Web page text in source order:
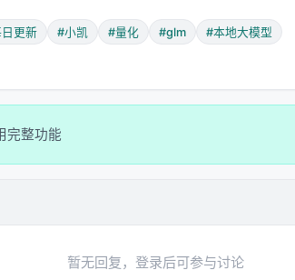
各自有自己的内存池。数据要在它们之间搬
浪费时间。而 M 系列芯片把 CPU、GPU 和
一个餐桌上吃饭。
后，模型大小大约在 200GB 左右。两台
没算系统开销，所以实际运行时需要一些内
更新 #小凯 #量化 #glm #本地大模型
完整功能
暂无回复，登录后可参与讨论